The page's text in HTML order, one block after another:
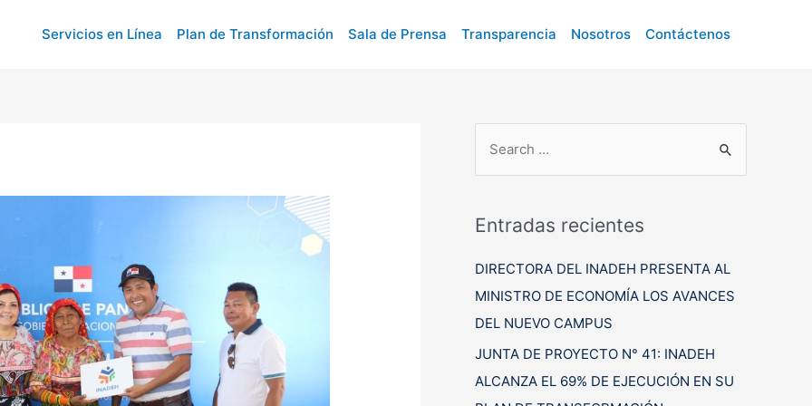
Servicios en Línea Plan de Transformación Sala de Prensa Transparencia Nosotros Contáctenos
c
r
p
o
r
:
Entradas recientes
DIRECTORA DEL INADEH PRESENTA AL
MINISTRO DE ECONOMÍA LOS AVANCES
DEL NUEVO CAMPUS
JUNTA DE PROYECTO N° 41: INADEH
ALCANZA EL 69% DE EJECUCIÓN EN SU